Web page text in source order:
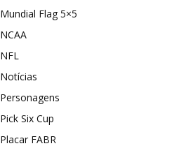
Mundial Flag 5×5
NCAA
NFL
Notícias
Personagens
Pick Six Cup
Placar FABR